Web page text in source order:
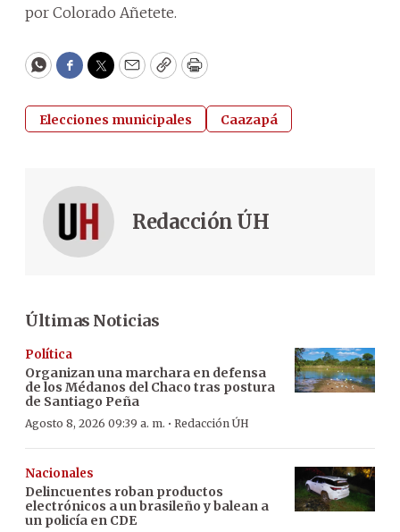
por Colorado Añetete.
WhatsApp
Facebook
Twitter
EmailCopyPrint
Elecciones municipales Caazapá
Redacción ÚH
Últimas Noticias
Política
Organizan una marchara en defensa
de los Médanos del Chaco tras postura
de Santiago Peña
Agosto 8, 2026 09:39 a. m. · Redacción ÚH
Nacionales
Delincuentes roban productos
electrónicos a un brasileño y balean a
un policía en CDE